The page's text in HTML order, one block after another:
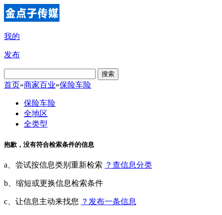
我的
发布
搜索
首页»商家百业»保险车险
保险车险
全地区
全类型
抱歉，没有符合检索条件的信息
a、尝试按信息类别重新检索 ？查信息分类
b、缩短或更换信息检索条件
c、让信息主动来找您 ？发布一条信息